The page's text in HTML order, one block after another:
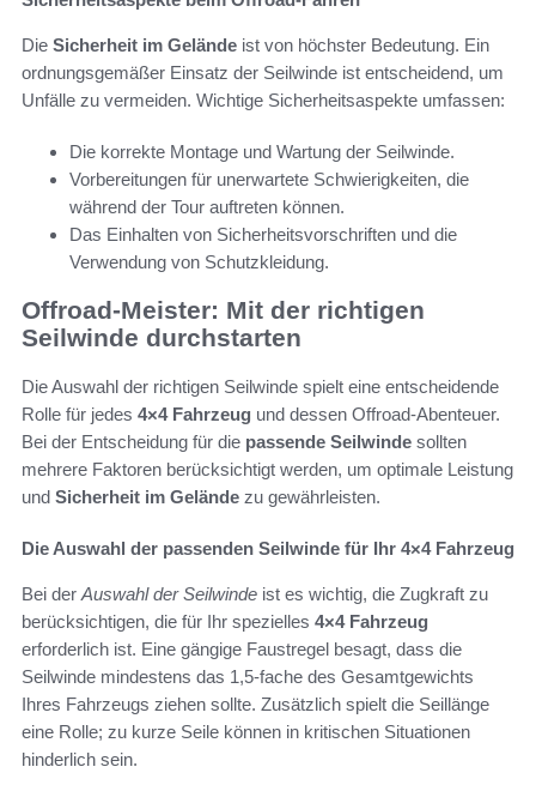
Die Sicherheit im Gelände ist von höchster Bedeutung. Ein
ordnungsgemäßer Einsatz der Seilwinde ist entscheidend, um
Unfälle zu vermeiden. Wichtige Sicherheitsaspekte umfassen:
Die korrekte Montage und Wartung der Seilwinde.
Vorbereitungen für unerwartete Schwierigkeiten, die
während der Tour auftreten können.
Das Einhalten von Sicherheitsvorschriften und die
Verwendung von Schutzkleidung.
Offroad-Meister: Mit der richtigen
Seilwinde durchstarten
Die Auswahl der richtigen Seilwinde spielt eine entscheidende
Rolle für jedes 4×4 Fahrzeug und dessen Offroad-Abenteuer.
Bei der Entscheidung für die passende Seilwinde sollten
mehrere Faktoren berücksichtigt werden, um optimale Leistung
und Sicherheit im Gelände zu gewährleisten.
Die Auswahl der passenden Seilwinde für Ihr 4×4 Fahrzeug
Bei der Auswahl der Seilwinde ist es wichtig, die Zugkraft zu
berücksichtigen, die für Ihr spezielles 4×4 Fahrzeug
erforderlich ist. Eine gängige Faustregel besagt, dass die
Seilwinde mindestens das 1,5-fache des Gesamtgewichts
Ihres Fahrzeugs ziehen sollte. Zusätzlich spielt die Seillänge
eine Rolle; zu kurze Seile können in kritischen Situationen
hinderlich sein.